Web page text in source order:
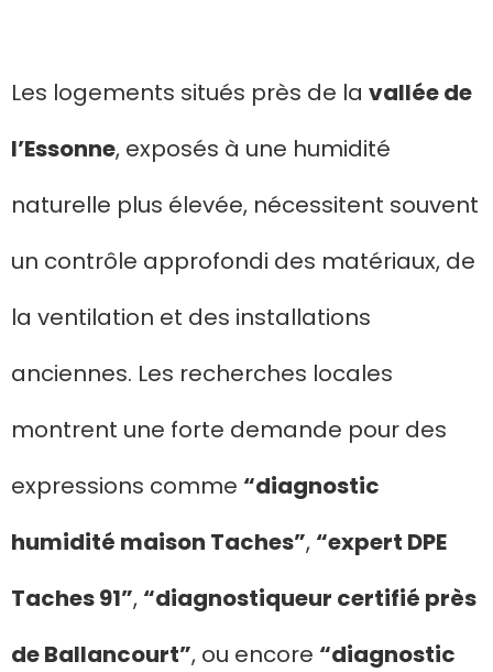
Les logements situés près de la vallée de
l’Essonne, exposés à une humidité
naturelle plus élevée, nécessitent souvent
un contrôle approfondi des matériaux, de
la ventilation et des installations
anciennes. Les recherches locales
montrent une forte demande pour des
expressions comme “diagnostic
humidité maison Taches”, “expert DPE
Taches 91”, “diagnostiqueur certifié près
de Ballancourt”, ou encore “diagnostic